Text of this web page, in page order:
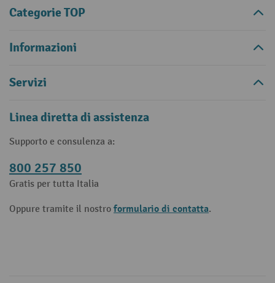
Categorie TOP
Informazioni
Servizi
Linea diretta di assistenza
Supporto e consulenza a:
800 257 850
Gratis per tutta Italia
Oppure tramite il nostro formulario di contatta.